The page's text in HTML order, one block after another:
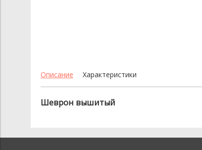
Описание Характеристики
Шеврон вышитый